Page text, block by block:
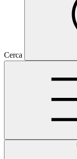
Cerca